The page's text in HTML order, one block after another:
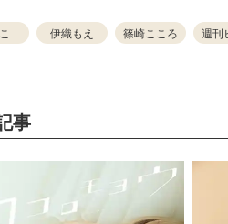
伊織もえ 篠崎こころ 週刊
事